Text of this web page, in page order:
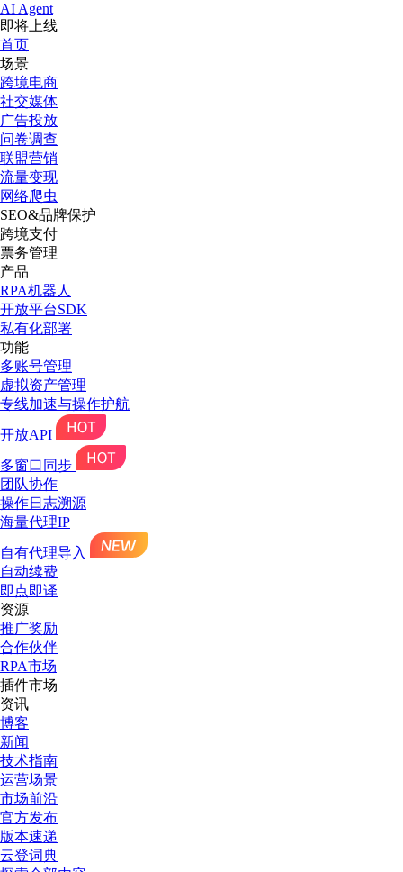
AI Agent
即将上线
首页
场景
跨境电商
社交媒体
广告投放
问卷调查
联盟营销
流量变现
网络爬虫
SEO&品牌保护
跨境支付
票务管理
产品
RPA机器人
开放平台SDK
私有化部署
功能
多账号管理
虚拟资产管理
专线加速与操作护航
开放API
多窗口同步
团队协作
操作日志溯源
海量代理IP
自有代理导入
自动续费
即点即译
资源
推广奖励
合作伙伴
RPA市场
插件市场
资讯
博客
新闻
技术指南
运营场景
市场前沿
官方发布
版本速递
云登词典